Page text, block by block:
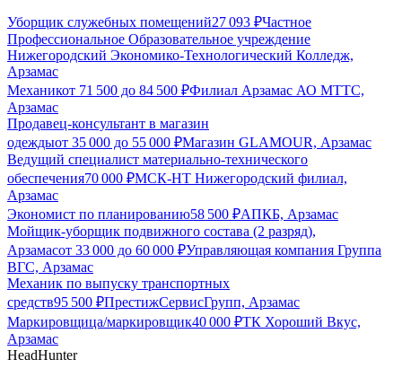
Уборщик служебных помещений27 093 ₽Частное
Профессиональное Образовательное учреждение
Нижегородский Экономико-Технологический Колледж,
Арзамас
Механикот 71 500 до 84 500 ₽Филиал Арзамас АО МТТС,
Арзамас
Продавец-консультант в магазин
одеждыот 35 000 до 55 000 ₽Магазин GLAMOUR, Арзамас
Ведущий специалист материально-технического
обеспечения70 000 ₽МСК-НТ Нижегородский филиал,
Арзамас
Экономист по планированию58 500 ₽АПКБ, Арзамас
Мойщик-уборщик подвижного состава (2 разряд),
Арзамасот 33 000 до 60 000 ₽Управляющая компания Группа
ВГС, Арзамас
Механик по выпуску транспортных
средств95 500 ₽ПрестижСервисГрупп, Арзамас
Маркировщица/маркировщик40 000 ₽ТК Хороший Вкус,
Арзамас
HeadHunter